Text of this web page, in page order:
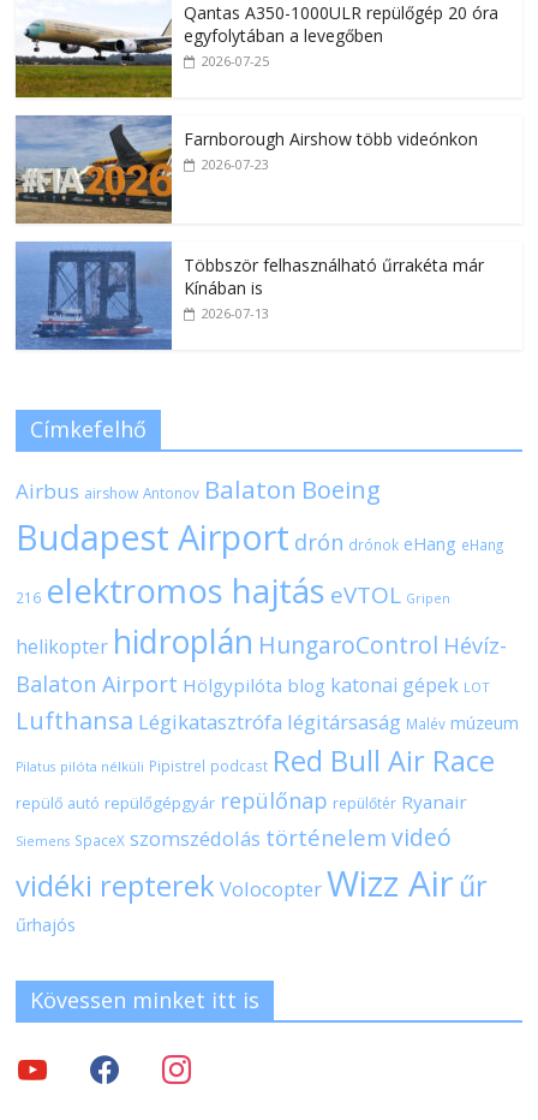
Qantas A350-1000ULR repülőgép 20 óra
egyfolytában a levegőben
2026-07-25
Farnborough Airshow több videónkon
2026-07-23
Többször felhasználható űrrakéta már
Kínában is
2026-07-13
Címkefelhő
Airbus airshow Antonov Balaton Boeing
Budapest Airport drón drónok eHang eHang
216 elektromos hajtás eVTOL Gripen
helikopter hidroplán HungaroControl Hévíz-
Balaton Airport Hölgypilóta blog katonai gépek LOT
Lufthansa Légikatasztrófa légitársaság Malév múzeum
Pilatus pilóta nélküli Pipistrel podcast Red Bull Air Race
repülő autó repülőgépgyár repülőnap repülőtér Ryanair
Siemens SpaceX szomszédolás történelem videó
vidéki repterek VolocopterWizz Air űr
űrhajós
Kövessen minket itt is